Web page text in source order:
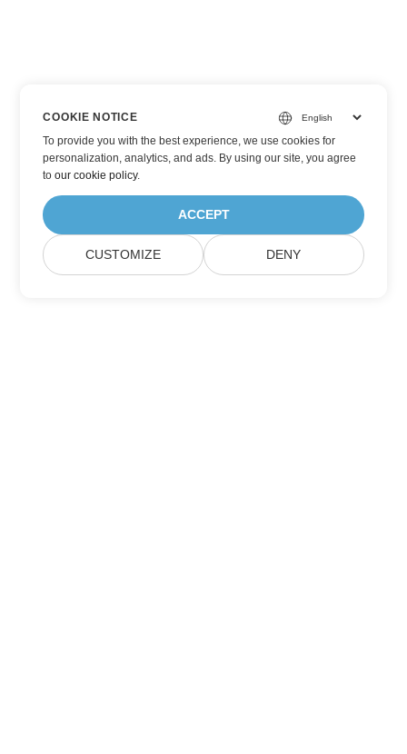
COOKIE NOTICE
To provide you with the best experience, we use cookies for
personalization, analytics, and ads. By using our site, you agree
toour cookie policy.
ACCEPT
CUSTOMIZE DENY